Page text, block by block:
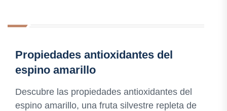
Propiedades antioxidantes del
espino amarillo
Descubre las propiedades antioxidantes del
espino amarillo, una fruta silvestre repleta de